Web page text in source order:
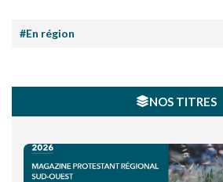
#En région
NOS TITRES